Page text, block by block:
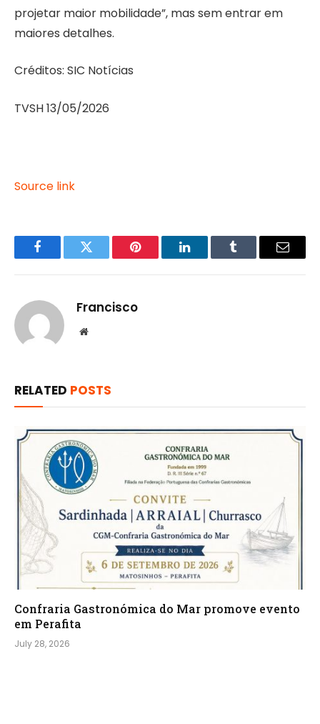
projetar maior mobilidade”, mas sem entrar em
maiores detalhes.
Créditos: SIC Notícias
TVSH 13/05/2026
Source link
FacebookTwitter Pinterest LinkedInTumblr Email
Francisco
Website
RELATED POSTS
Confraria Gastronómica do Mar promove evento
em Perafita
July 28, 2026